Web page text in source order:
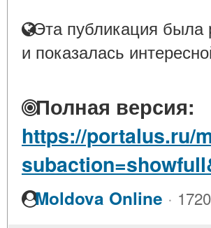
Эта публикация была
и показалась
Полная версия:
https://portalus.ru/
Moldova Online ·